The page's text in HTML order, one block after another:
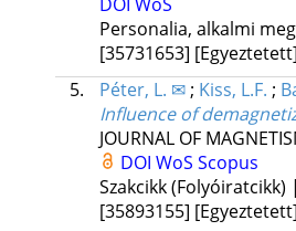
DOI WoS
Personalia, alkalmi
[35731653] [Egyeztetett]
5.
Péter, L. ✉; Kiss, L.F. ;
Influence of
JOURNAL OF
DOI WoS Scopus
Szakcikk
[35893155] [Egyeztetett]